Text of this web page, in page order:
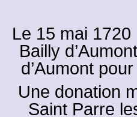
Le 15 mai
Bailly
d’Aumont
Une donation
Saint Parre